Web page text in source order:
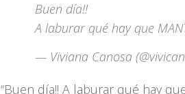
Buen día!!
A laburar qué hay que
— Viviana Canosa
“Buen día!! A laburar qué hay